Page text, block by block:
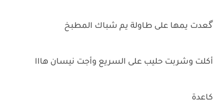
گعدت يمها على طاولة يم شباك المطبخ
أكلت وشربت حليب على السريع وأجت نيسان هااا
كاعدة